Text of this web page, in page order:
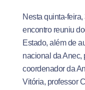
Nesta quinta-
encontro reuniu
Estado, além de
nacional da Anec,
coordenador da
Vitória, professor